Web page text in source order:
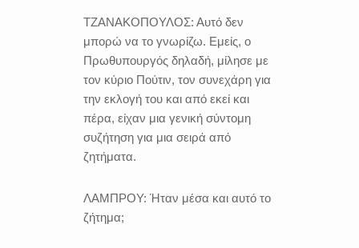
ΤΖΑΝΑΚΟΠΟΥΛΟΣ: Αυτό δεν
μπορώ να το γνωρίζω. Εμείς, ο
Πρωθυπουργός δηλαδή, μίλησε με
τον κύριο Πούτιν, τον συνεχάρη για
την εκλογή του και από εκεί και
πέρα, είχαν μια γενική σύντομη
συζήτηση για μια σειρά από
ζητήματα.
ΛΑΜΠΡΟΥ: Ήταν μέσα και αυτό το
ζήτημα;